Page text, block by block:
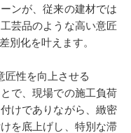
ンが、従来の建材では
芸品のような高い意匠
別化を叶えます。
匠性を向上させる
で、現場での施工負荷
けでありながら、緻密
を底上げし、特別な滞